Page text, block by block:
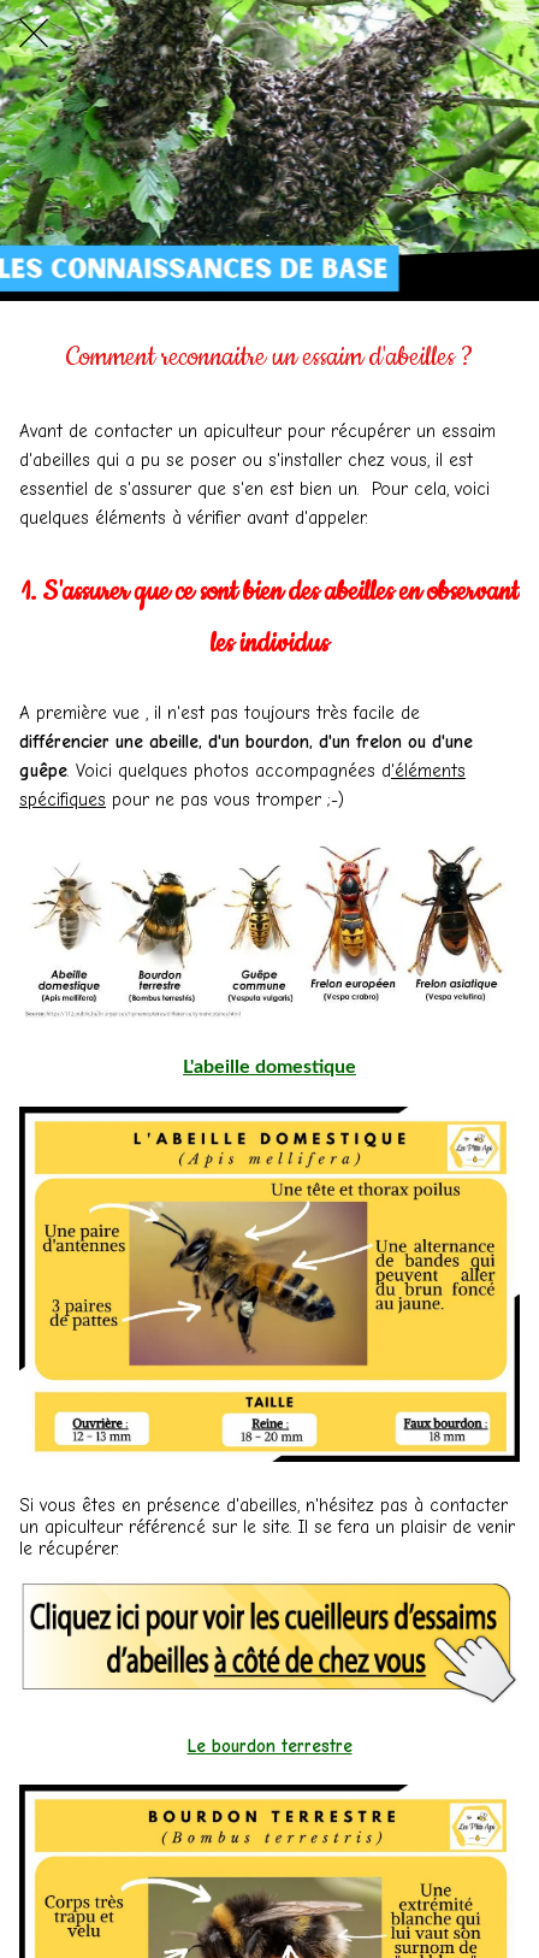
Comment reconnaitre un essaim d'abeilles ?
Avant de contacter un apiculteur pour récupérer un essaim
d'abeilles qui a pu se poser ou s'installer chez vous, il est
essentiel de s'assurer que s'en est bien un. Pour cela, voici
quelques éléments à vérifier avant d'appeler.
1. S'assurer que ce sont bien des abeilles en observant
les individus
A première vue , il n'est pas toujours très facile de
différencier une abeille, d'un bourdon, d'un frelon ou d'une
guêpe. Voici quelques photos accompagnées d'éléments
spécifiques pour ne pas vous tromper ;-)
L'abeille domestique
Si vous êtes en présence d'abeilles, n'hésitez pas à contacter
un apiculteur référencé sur le site. Il se fera un plaisir de venir
le récupérer.
Le bourdon terrestre